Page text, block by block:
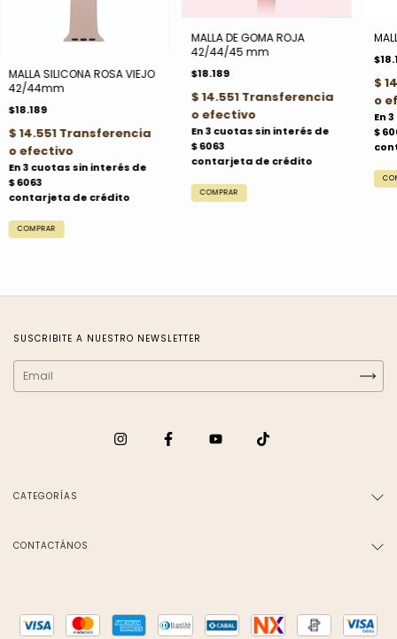
MALLA SILICONA ROSA VIEJO
42/44mm
$18.189
MALLA DE GOMA ROJA
42/44/45 mm
$18.189
SUSCRIBITE A NUESTRO NEWSLETTER
CATEGORÍAS
CONTACTÁNOS